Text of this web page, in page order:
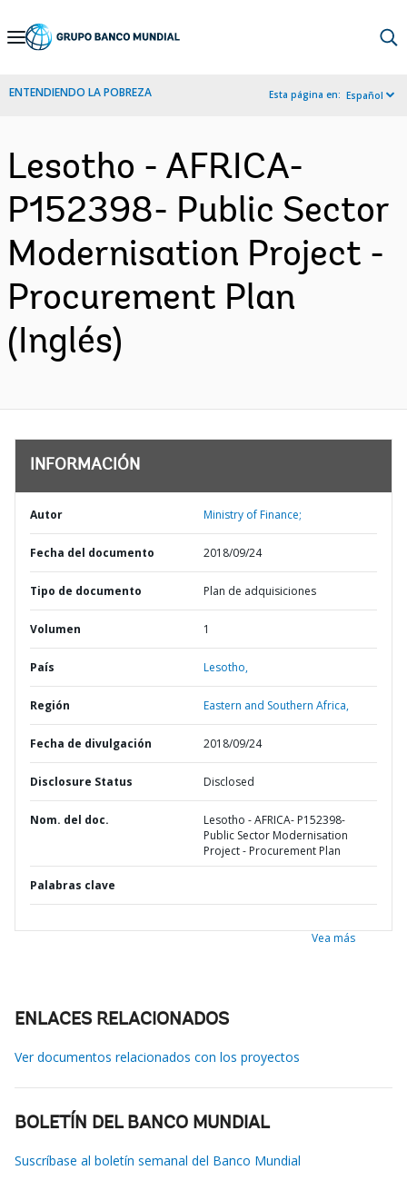
Skip
Navigation
ENTENDIENDO LA POBREZA Esta página en: Español
Lesotho - AFRICA-
P152398- Public Sector
Modernisation Project -
Procurement Plan
(Inglés)
INFORMACIÓN
Autor Ministry of Finance;
Fecha del documento 2018/09/24
Tipo de documento Plan de adquisiciones
Volumen 1
País Lesotho,
Región Eastern and Southern Africa,
Fecha de divulgación 2018/09/24
Disclosure Status Disclosed
Nom. del doc.
Lesotho - AFRICA- P152398-
Public Sector Modernisation
Project - Procurement Plan
Palabras clave
Vea más
ENLACES RELACIONADOS
Ver documentos relacionados con los proyectos
BOLETÍN DEL BANCO MUNDIAL
Suscríbase al boletín semanal del Banco Mundial